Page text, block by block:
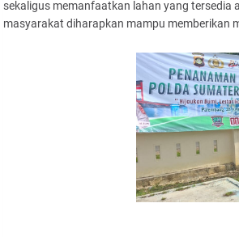
sekaligus memanfaatkan lahan yang tersedia
masyarakat diharapkan mampu memberikan